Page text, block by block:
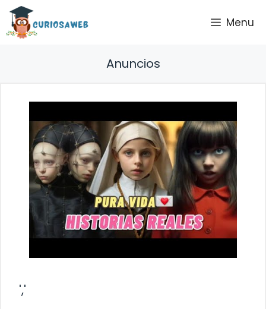
Saltar
contenido
Menu
Anuncios
','